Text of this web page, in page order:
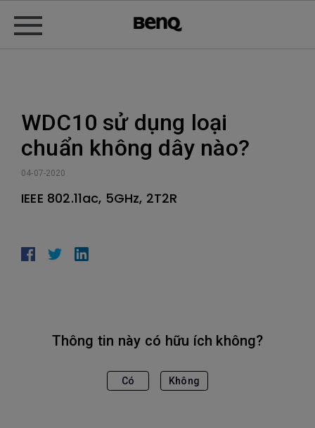
WDC10 sử dụng loại
chuẩn không dây nào?
04-07-2020
IEEE 802.11ac, 5GHz, 2T2R
Thông tin này có hữu ích không?
Có Không